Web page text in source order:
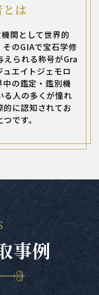
は
関として世界的
そのGIAで宝石学修
えられる称号がGra
エイトジェモロ
中の鑑定・鑑別機
る人の多くが憧れ
的に認知されてお
です。
事例